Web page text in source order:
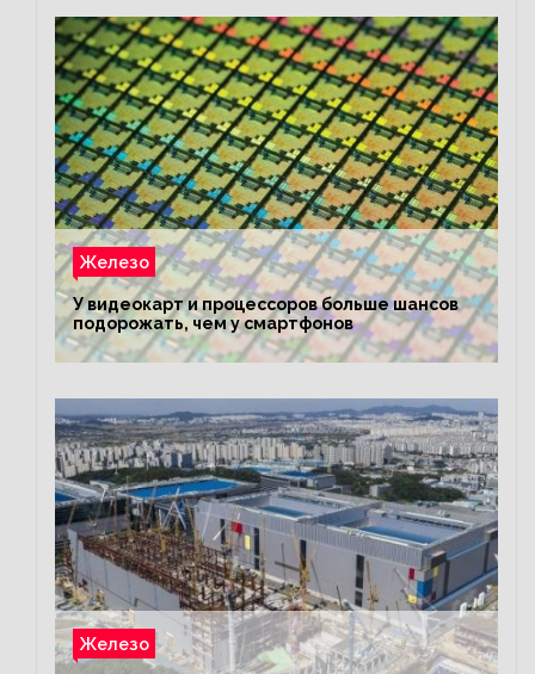
Железо
У видеокарт и процессоров больше шансов
подорожать, чем у смартфонов
Железо